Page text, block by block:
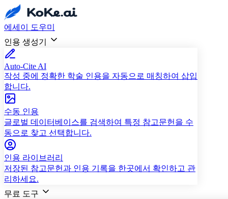
에세이 도우미
인용 생성기
Auto-Cite AI
작성 중에 정확한 학술 인용을 자동으로 매칭하여 삽입
합니다.
수동 인용
글로벌 데이터베이스를 검색하여 특정 참고문헌을 수
동으로 찾고 선택합니다.
인용 라이브러리
저장된 참고문헌과 인용 기록을 한곳에서 확인하고 관
리하세요.
무료 도구